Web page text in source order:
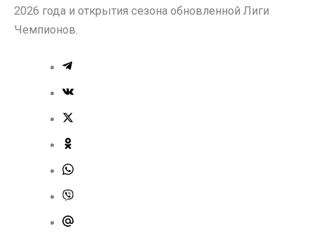
2026 года и открытия сезона обновленной Лиги
Чемпионов.